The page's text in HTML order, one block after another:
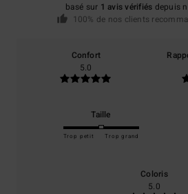
basé sur 1 avis vérifiés depuis
100% de nos clients
Confort
5.0
Taille
Trop petit Trop grand
Coloris
5.0